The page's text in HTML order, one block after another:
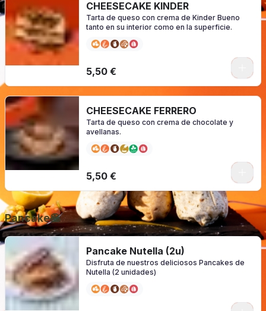
CHEESECAKE KINDER
Tarta de queso con crema de Kinder Bueno
tanto en su interior como en la superficie.
5,50 €
CHEESECAKE FERRERO
Tarta de queso con crema de chocolate y
avellanas.
5,50 €
Pancake🥞
Pancake Nutella (2u)
Disfruta de nuestros deliciosos Pancakes de
Nutella (2 unidades)